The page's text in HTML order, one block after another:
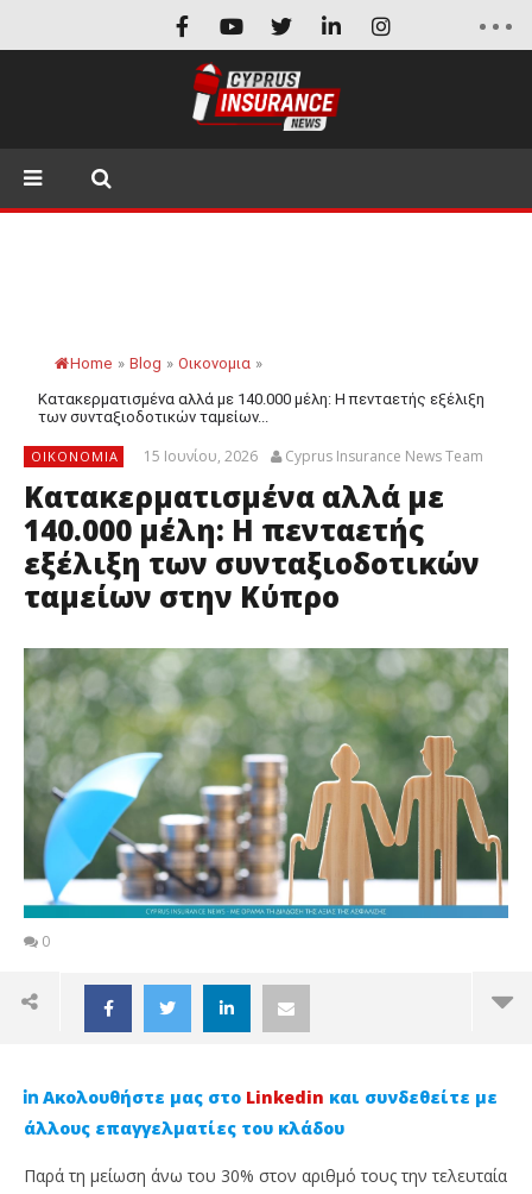
Home » Blog » Οικονομια »
Κατακερματισμένα αλλά με 140.000 μέλη: Η πενταετής εξέλιξη
των συνταξιοδοτικών ταμείων...
ΟΙΚΟΝΟΜΙΑ 15 Ιουνίου, 2026 Cyprus Insurance News Team
Κατακερματισμένα αλλά με
140.000 μέλη: Η πενταετής
εξέλιξη των συνταξιοδοτικών
ταμείων στην Κύπρο
0
Ακολουθήστε μας στο Linkedin και συνδεθείτε με
άλλους επαγγελματίες του κλάδου
Παρά τη μείωση άνω του 30% στον αριθμό τους την τελευταία